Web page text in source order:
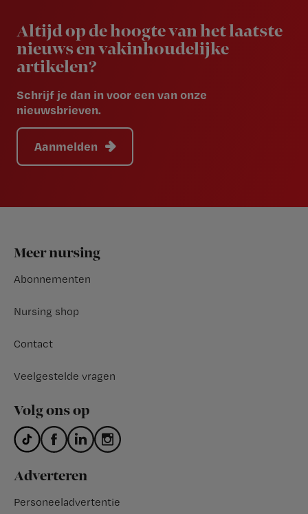
Altijd op de hoogte van het laatste
nieuws en vakinhoudelijke
artikelen?
Schrijf je dan in voor een van onze
nieuwsbrieven.
Aanmelden
Footer
Meer nursing
Abonnementen
Nursing shop
Contact
Veelgestelde vragen
Volg ons op
Adverteren
Personeeladvertentie